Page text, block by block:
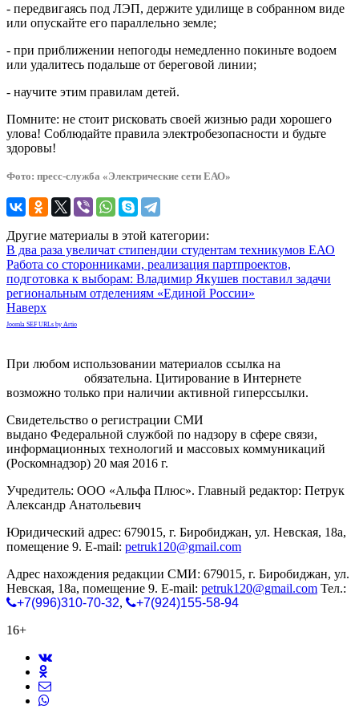
- передвигаясь под ЛЭП, держите удилище в собранном виде
или опускайте его параллельно земле;
- при приближении непогоды немедленно покиньте водоем
или удалитесь подальше от береговой линии;
- научите этим правилам детей.
Помните: не стоит рисковать своей жизнью ради хорошего
улова! Соблюдайте правила электробезопасности и будьте
здоровы!
Фото: пресс-служба «Электрические сети ЕАО»
Другие материалы в этой категории:
В два раза увеличат стипендии студентам техникумов ЕАО
Работа со сторонниками, реализация партпроектов,
подготовка к выборам: Владимир Якушев поставил задачи
региональным отделениям «Единой России»
Наверх
Joomla SEF URLs by Artio
При любом использовании материалов ссылка на
обязательна. Цитирование в Интернете
возможно только при наличии активной гиперссылки.
Свидетельство о регистрации СМИ
выдано Федеральной службой по надзору в сфере связи,
информационных технологий и массовых коммуникаций
(Роскомнадзор) 20 мая 2016 г.
Учредитель: ООО «Альфа Плюс». Главный редактор: Петрук
Александр Анатольевич
Юридический адрес: 679015, г. Биробиджан, ул. Невская, 18а,
помещение 9. E-mail: petruk120@gmail.com
Адрес нахождения редакции СМИ: 679015, г. Биробиджан, ул.
Невская, 18а, помещение 9. E-mail: petruk120@gmail.com Тел.:
+7(996)310-70-32,
+7(924)155-58-94
16+